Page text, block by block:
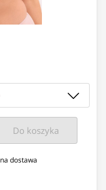
Do koszyka
dostawa